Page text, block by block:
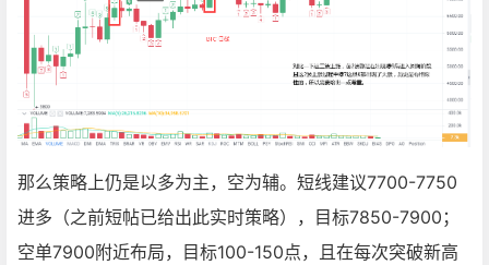
那么策略上仍是以多为主，空为辅。短线建议7700-7750
进多（之前短帖已给出此实时策略），目标7850-7900；
空单7900附近布局，目标100-150点，且在每次突破新高